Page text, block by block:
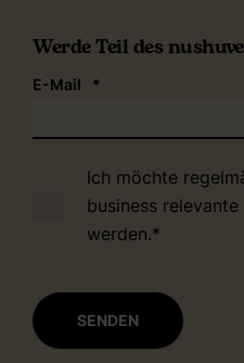
Werde Teil des
E-Mail *
Ich möchte
business
werden.*